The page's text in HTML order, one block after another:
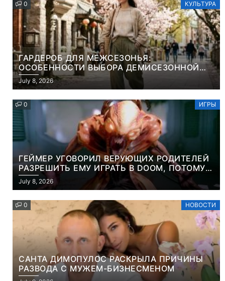
0 КУЛЬТУРА
ГАРДЕРОБ ДЛЯ МЕЖСЕЗОНЬЯ:
ОСОБЕННОСТИ ВЫБОРА ДЕМИСЕЗОННОЙ
ПАРКИ И ЭЛЕГАНТНОГО ЖЕНСКОГО ПЛАЩА
July 8, 2026
0 ИГРЫ
ГЕЙМЕР УГОВОРИЛ ВЕРУЮЩИХ РОДИТЕЛЕЙ
РАЗРЕШИТЬ ЕМУ ИГРАТЬ В DOOM, ПОТОМУ
ЧТО ЭТО ХРИСТИАНСКАЯ ИГРА ПРО
УБИЙСТВО ДЕМОНОВ
July 8, 2026
0 НОВОСТИ
САНТА ДИМОПУЛОС РАСКРЫЛА ПРИЧИНЫ
РАЗВОДА С МУЖЕМ-БИЗНЕСМЕНОМ